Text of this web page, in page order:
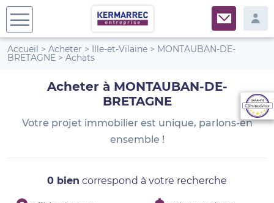
Accueil > Acheter > Ille-et-Vilaine > MONTAUBAN-DE-
BRETAGNE > Achats
Acheter à MONTAUBAN-DE-
BRETAGNE
Votre projet immobilier est unique, parlons-en
ensemble !
0 bien correspond à votre recherche